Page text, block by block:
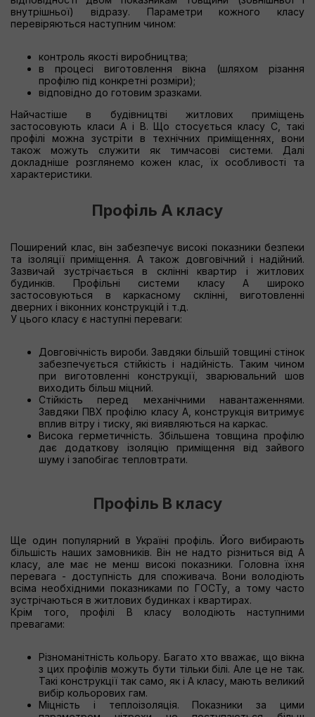
внутрішньої) відразу. Параметри кожного класу
перевіряються наступним чином:
контроль якості виробництва;
в процесі виготовлення вікна (шляхом різання
профілю під конкретні розміри);
відповідно до готовим зразками.
Найчастіше в будівництві житлових приміщень
застосовують класи А і В. Що стосується класу С, такі
профілі можна зустріти в технічних приміщеннях, вони
також можуть служити як тимчасові системи. Далі
докладніше розглянемо кожен клас, їх особливості та
характеристики.
Профіль А класу
Поширений клас, він забезпечує високі показники безпеки
та ізоляції приміщення. А також довговічний і надійний.
Зазвичай зустрічається в склінні квартир і житлових
будинків. Профільні системи класу А широко
застосовуються в каркасному склінні, виготовленні
дверних і віконних конструкцій і т.д.
У цього класу є наступні переваги:
Довговічність вироби. Завдяки більшій товщині стінок
забезпечується стійкість і надійність. Таким чином
при виготовленні конструкції, зварювальний шов
виходить більш міцний.
Стійкість перед механічними навантаженнями.
Завдяки ПВХ профілю класу А, конструкція витримує
вплив вітру і тиску, які виявляються на каркас.
Висока герметичність. Збільшена товщина профілю
дає додаткову ізоляцію приміщення від зайвого
шуму і запобігає тепловтрати.
Профіль В класу
Ще один популярний в Україні профіль. Його вибирають
більшість наших замовників. Він не надто різниться від А
класу, але має не менш високі показники. Головна їхня
перевага - доступність для споживача. Вони володіють
всіма необхідними показниками по ГОСТу, а тому часто
зустрічаються в житлових будинках і квартирах.
Крім того, профілі В класу володіють наступними
превагами:
Різноманітність кольору. Багато хто вважає, що вікна
з цих профілів можуть бути тільки білі. Але це не так.
Такі конструкції так само, як і А класу, мають великий
вибір кольорових гам.
Міцність і теплоізоляція. Показники за цими